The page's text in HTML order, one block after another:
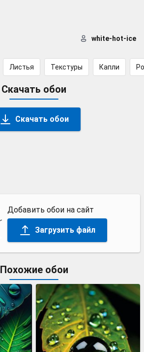
white-hot-ice
Листья Текстуры Капли
Скачать обои
Скачать обои
Добавить обои на сайт
Загрузить файл
Похожие обои